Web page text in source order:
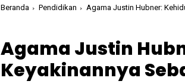
Beranda Pendidikan Agama Justin Hubner:
Agama Justin
Keyakinannya